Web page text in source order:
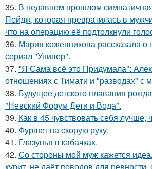
35. В недавнем прошлом
Пейдж, которая превратилась в
что на операцию её подтолкнули
36. Мария кожевникова рассказала о
сериал "Универ".
37. "Я Сама всё это Придумала":
отношениях с Тимати и "разводах" с
38. Будущее детского плавания
"Невский Форум Дети и Вода".
39. Как в 45 чувствовать себя лучше,
40. Фуршет на скорую руку.
41. Глазунья в кабачках.
42. Со стороны мой муж кажется